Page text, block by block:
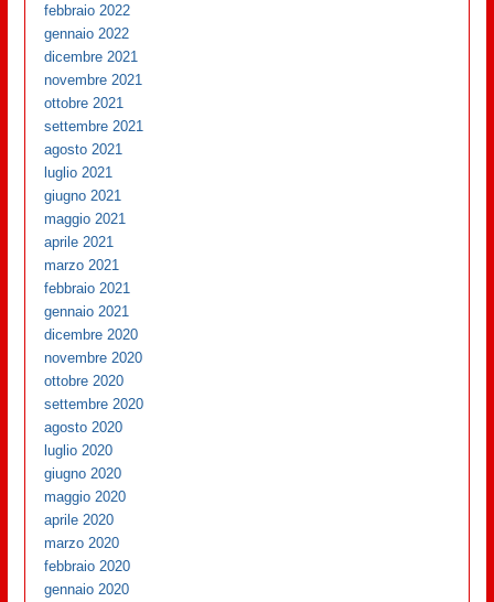
febbraio 2022
gennaio 2022
dicembre 2021
novembre 2021
ottobre 2021
settembre 2021
agosto 2021
luglio 2021
giugno 2021
maggio 2021
aprile 2021
marzo 2021
febbraio 2021
gennaio 2021
dicembre 2020
novembre 2020
ottobre 2020
settembre 2020
agosto 2020
luglio 2020
giugno 2020
maggio 2020
aprile 2020
marzo 2020
febbraio 2020
gennaio 2020